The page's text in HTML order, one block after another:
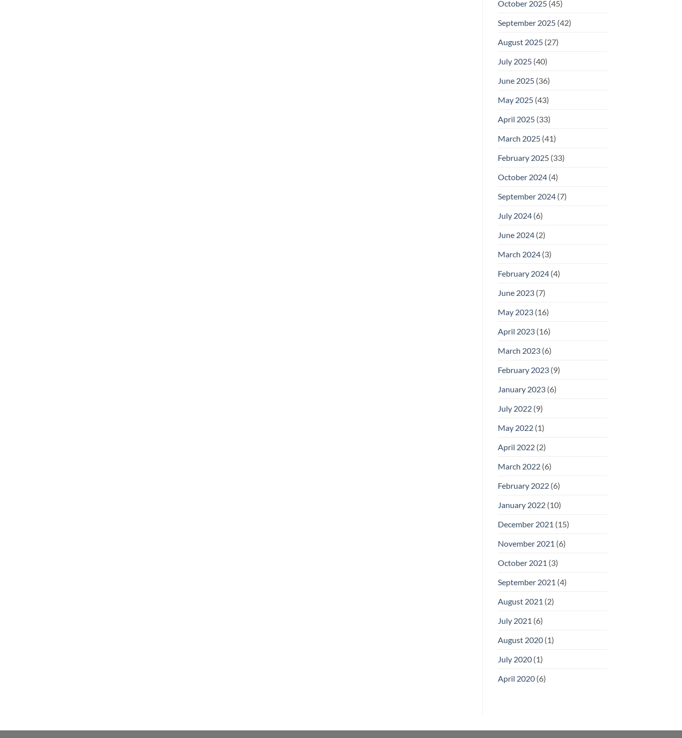
October 2025(45)
September 2025(42)
August 2025(27)
July 2025(40)
June 2025(36)
May 2025(43)
April 2025(33)
March 2025(41)
February 2025(33)
October 2024(4)
September 2024(7)
July 2024(6)
June 2024(2)
March 2024(3)
February 2024(4)
June 2023(7)
May 2023(16)
April 2023(16)
March 2023(6)
February 2023(9)
January 2023(6)
July 2022(9)
May 2022(1)
April 2022(2)
March 2022(6)
February 2022(6)
January 2022(10)
December 2021 (15)
November 2021 (6)
October 2021 (3)
September 2021 (4)
August 2021 (2)
July 2021 (6)
August 2020(1)
July 2020(1)
April 2020(6)